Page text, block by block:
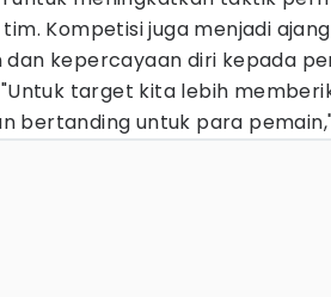
Kompetisi juga menjadi
dan kepercayaan diri kepada
target kita lebih
bertanding untuk para